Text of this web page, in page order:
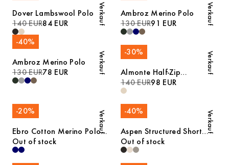
Verkauf
Dover Lambswool Polo
140 EUR84 EUR Verkauf
Ambroz Merino Polo
130 EUR91 EUR
Verkauf
-40%
Ambroz Merino Polo
130 EUR78 EUR Verkauf
-30%
Almonte Half-Zip
Lambswool Sweater
140 EUR98 EUR
Verkauf
-20%
Ebro Cotton Merino Polo
Shirt
Out of stock
Verkauf
-40%
Aspen Structured Short
Sleeve Polo
Out of stock